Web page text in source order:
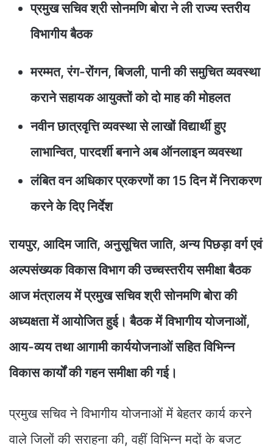
प्रमुख सचिव श्री सोनमणि बोरा ने ली राज्य स्तरीय
विभागीय बैठक
मरम्मत, रंग-रोंगन, बिजली, पानी की समुचित व्यवस्था
कराने सहायक आयुक्तों को दो माह की मोहलत
नवीन छात्रवृत्ति व्यवस्था से लाखों विद्यार्थी हुए
लाभान्वित, पारदर्शी बनाने अब ऑनलाइन व्यवस्था
लंबित वन अधिकार प्रकरणों का 15 दिन में निराकरण
करने के दिए निर्देश
रायपुर, आदिम जाति, अनुसूचित जाति, अन्य पिछड़ा वर्ग एवं
अल्पसंख्यक विकास विभाग की उच्चस्तरीय समीक्षा बैठक
आज मंत्रालय में प्रमुख सचिव श्री सोनमणि बोरा की
अध्यक्षता में आयोजित हुई। बैठक में विभागीय योजनाओं,
आय-व्यय तथा आगामी कार्ययोजनाओं सहित विभिन्न
विकास कार्यों की गहन समीक्षा की गई।
प्रमुख सचिव ने विभागीय योजनाओं में बेहतर कार्य करने
वाले जिलों की सराहना की, वहीं विभिन्न मदों के बजट